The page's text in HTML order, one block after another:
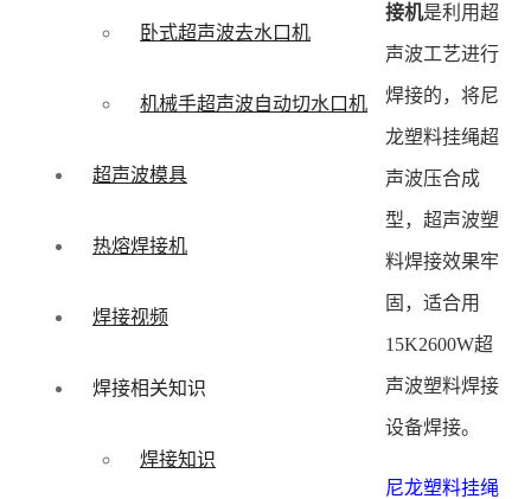
卧式超声波去水口机
机械手超声波自动切水口机
超声波模具
热熔焊接机
焊接视频
焊接相关知识
焊接知识
接机是利用超
声波工艺进行
焊接的，将尼
龙塑料挂绳超
声波压合成
型，超声波塑
料焊接效果牢
固，适合用
15K2600W超
声波塑料焊接
设备焊接。
尼龙塑料挂绳